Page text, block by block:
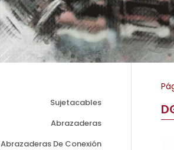
Sujetacables
Abrazaderas
Abrazaderas De Conexión